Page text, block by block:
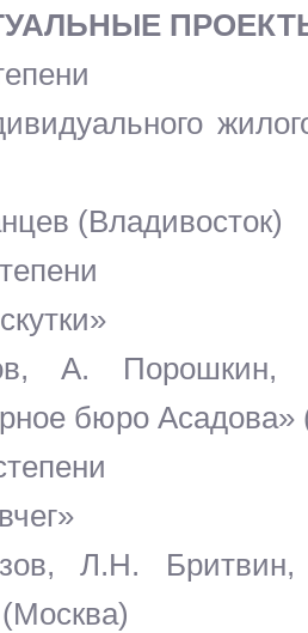
(Владивосток)
А.
бюро Асадова»
Л.Н. Бритвин,